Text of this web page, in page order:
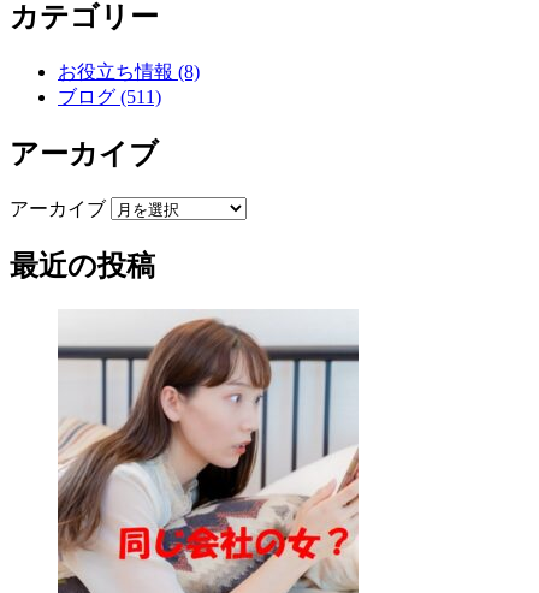
カテゴリー
お役立ち情報 (8)
ブログ (511)
アーカイブ
アーカイブ
最近の投稿